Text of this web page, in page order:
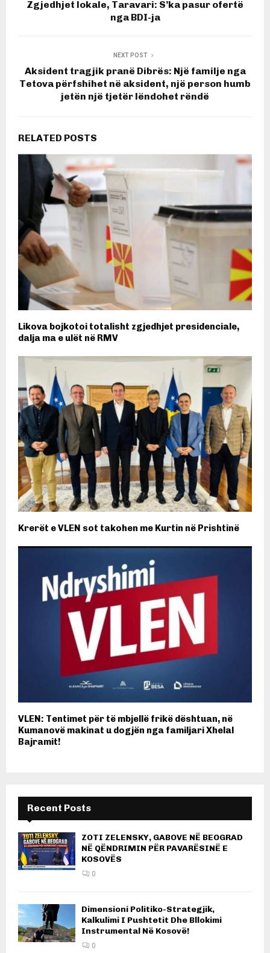
Zgjedhjet lokale, Taravari: S’ka pasur ofertë
nga BDI-ja
NEXT POST
Aksident tragjik pranë Dibrës: Një familje nga
Tetova përfshihet në aksident, një person humb
jetën një tjetër lëndohet rëndë
RELATED POSTS
Likova bojkotoi totalisht zgjedhjet presidenciale,
dalja ma e ulët në RMV
Krerët e VLEN sot takohen me Kurtin në Prishtinë
VLEN: Tentimet për të mbjellë frikë dështuan, në
Kumanovë makinat u dogjën nga familjari Xhelal
Bajramit!
Recent Posts
ZOTI ZELENSKY, GABOVE NË BEOGRAD
NË QËNDRIMIN PËR PAVARËSINË E
KOSOVËS
0
Dimensioni Politiko-Strategjik,
Kalkulimi I Pushtetit Dhe Bllokimi
Instrumental Në Kosovë!
0